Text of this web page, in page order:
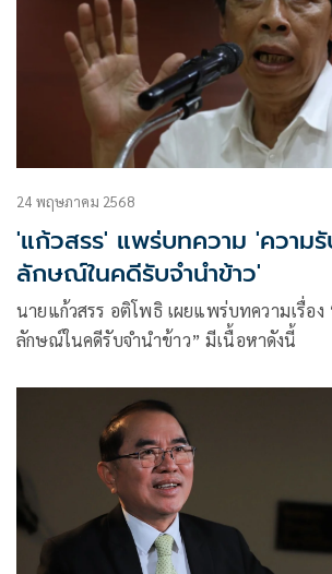
24 พฤษภาคม 2568
'แก้วสรร' แพร่บทความ 'ความ
ลักษณ์ในคดีรับจำนำข้าว'
นายแก้วสรร อติโพธิ เผยแพร่บทความเรื่อง
ลักษณ์ในคดีรับจำนำข้าว” มีเนื้อหาดังนี้